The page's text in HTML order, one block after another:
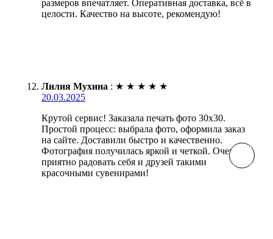
размеров впечатляет. Оперативная доставка, всё в
целости. Качество на высоте, рекомендую!
Лилия Мухина : ★ ★ ★ ★ ★
20.03.2025
Крутой сервис! Заказала печать фото 30х30.
Простой процесс: выбрала фото, оформила заказ
на сайте. Доставили быстро и качественно.
Фотография получилась яркой и четкой. Очень
приятно радовать себя и друзей такими
красочными сувенирами!